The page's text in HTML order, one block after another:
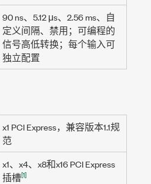
90 ns、 5.12 μs、 2.56 ms、自
定义间隔、禁用；可编程的
信号高低转换；每个输入可
独立配置
x1 PCI Express，兼容版本1.1规
范
x1、x4、x8和x16 PCI Express
插槽[1]